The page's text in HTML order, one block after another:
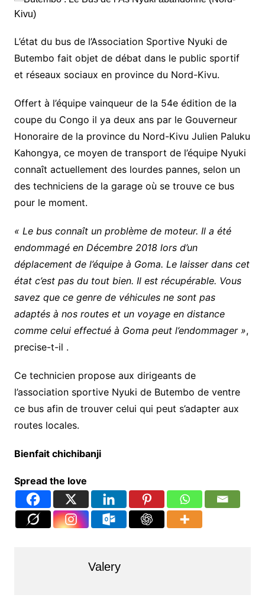
L’état du bus de l’Association Sportive Nyuki de
Butembo fait objet de débat dans le public sportif
et réseaux sociaux en province du Nord-Kivu.
Offert à l’équipe vainqueur de la 54e édition de la
coupe du Congo il ya deux ans par le Gouverneur
Honoraire de la province du Nord-Kivu Julien Paluku
Kahongya, ce moyen de transport de l’équipe Nyuki
connaît actuellement des lourdes pannes, selon un
des techniciens de la garage où se trouve ce bus
pour le moment.
« Le bus connaît un problème de moteur. Il a été
endommagé en Décembre 2018 lors d’un
déplacement de l’équipe à Goma. Le laisser dans cet
état c’est pas du tout bien. Il est récupérable. Vous
savez que ce genre de véhicules ne sont pas
adaptés à nos routes et un voyage en distance
comme celui effectué à Goma peut l’endommager »,
precise-t-il .
Ce technicien propose aux dirigeants de
l’association sportive Nyuki de Butembo de ventre
ce bus afin de trouver celui qui peut s’adapter aux
routes locales.
Bienfait chichibanji
Spread the love
Valery